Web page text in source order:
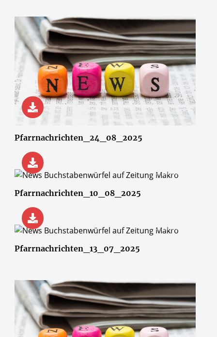
© wsf-sh/Shotshop.com
Pfarrnachrichten_24_08_2025
© wsf-sh/Shotshop.com
Pfarrnachrichten_10_08_2025
© wsf-sh/Shotshop.com
Pfarrnachrichten_13_07_2025